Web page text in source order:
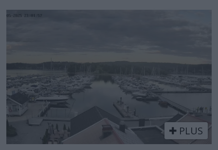
PLUS